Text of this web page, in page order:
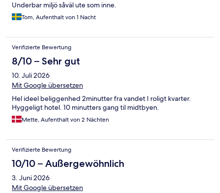
Underbar miljö såväl ute som inne.
Tom, Aufenthalt von 1 Nacht
Verifizierte Bewertung
8/10 – Sehr gut
10. Juli 2026
Mit Google übersetzen
Hel ideel beliggenhed 2minutter fra vandet I roligt kvarter.
Hyggeligt hotel. 10 minutters gang til midtbyen.
Mette, Aufenthalt von 2 Nächten
Verifizierte Bewertung
10/10 – Außergewöhnlich
3. Juni 2026
Mit Google übersetzen